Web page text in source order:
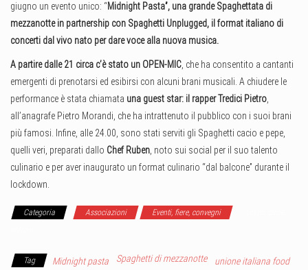
giugno un evento unico: “Midnight Pasta”, una grande Spaghettata di
mezzanotte in partnership con Spaghetti Unplugged, il format italiano di
concerti dal vivo nato per dare voce alla nuova musica.
A partire dalle 21 circa c’è stato un OPEN-MIC , che ha consentito a cantanti
emergenti di prenotarsi ed esibirsi con alcuni brani musicali. A chiudere le
performance è stata chiamata una guest star: il rapper Tredici Pietro
all’anagrafe Pietro Morandi, che ha intrattenuto il pubblico con i suoi brani
più famosi. Infine, alle 24.00, sono stati serviti gli Spaghetti cacio e pepe,
quelli veri, preparati dallo Chef Ruben , noto sui social per il suo talento
culinario e per aver inaugurato un format culinario “dal balcone” durante il
lockdown.
Categoria Associazioni Eventi, fiere, convegni
Tag Midnight pasta Spaghetti di mezzanotte unione italiana food